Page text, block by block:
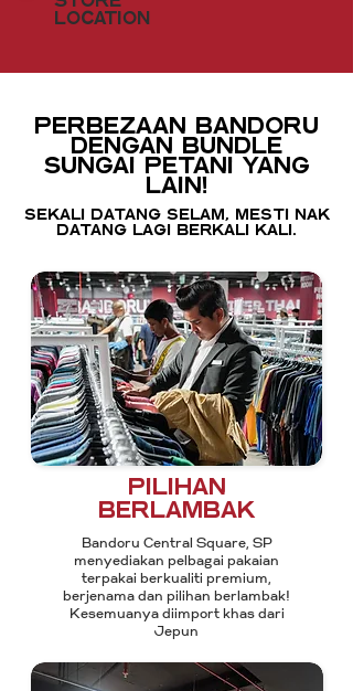
location
PERBEZAAN BANDORU
DENGAN
BUNDLE
Sungai Petani
YANG
LAIN!
Sekali datang selam, mesti nak
datang lagi berkali kali.
Pilihan
berlambak
Bandoru Central Square, SP
menyediakan pelbagai pakaian
terpakai berkualiti premium,
berjenama dan pilihan berlambak!
Kesemuanya diimport khas dari
Jepun